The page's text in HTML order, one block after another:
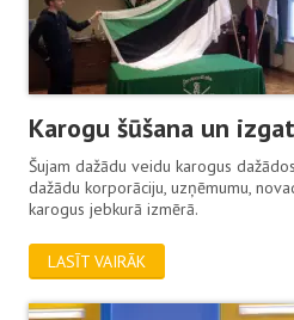
Karogu šūšana un
Šujam dažādu veidu karogus
dažādu korporāciju, uzņēmumu,
karogus jebkurā izmērā.
LASĪT VAIRĀK